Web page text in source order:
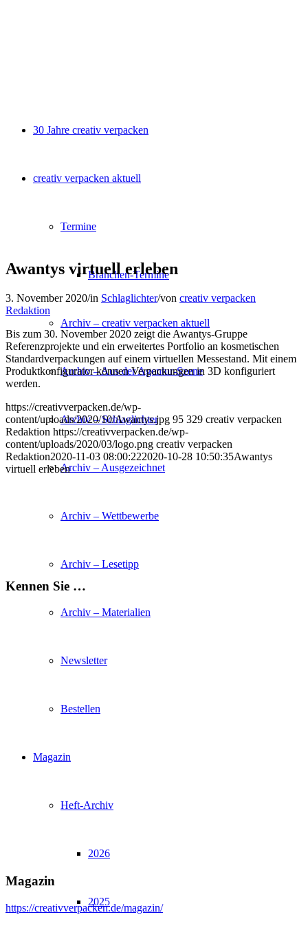
30 Jahre creativ verpacken
creativ verpacken aktuell
Termine
Branchen-Termine
Archiv – creativ verpacken aktuell
Archiv – Aus der Agentur-Szene
Archiv – Schlaglichter
Archiv – Ausgezeichnet
Archiv – Wettbewerbe
Archiv – Lesetipp
Archiv – Materialien
Newsletter
Bestellen
Magazin
Heft-Archiv
2026
2025
Awantys virtuell erleben
3. November 2020/in Schlaglichter/von creativ verpacken
Redaktion
Bis zum 30. November 2020 zeigt die Awantys-Gruppe
Referenzprojekte und ein erweitertes Portfolio an kosmetischen
Standardverpackungen auf einem virtuellen Messestand. Mit einem
Produktkonfigurator können Verpackungen in 3D konfiguriert
werden.
https://creativverpacken.de/wp-
content/uploads/2020/10/Awantys.jpg 95 329 creativ verpacken
Redaktion https://creativverpacken.de/wp-
content/uploads/2020/03/logo.png creativ verpacken
Redaktion2020-11-03 08:00:222020-10-28 10:50:35Awantys
virtuell erleben
Kennen Sie …
Magazin
https://creativverpacken.de/magazin/